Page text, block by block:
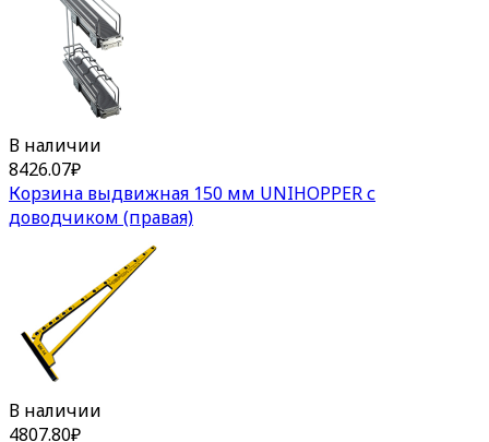
В наличии
8426.07₽
Корзина выдвижная 150 мм UNIHOPPER с
доводчиком (правая)
В наличии
4807.80₽